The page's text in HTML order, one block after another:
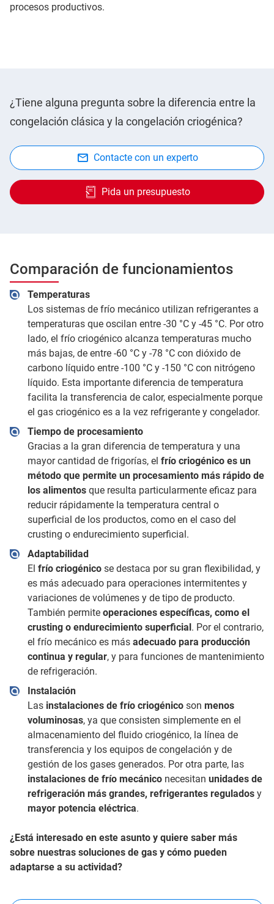
procesos productivos.
¿Tiene alguna pregunta sobre la diferencia entre la
congelación clásica y la congelación criogénica?
Contacte con un experto
Pida un presupuesto
Comparación de funcionamientos
Temperaturas
Los sistemas de frío mecánico utilizan refrigerantes a
temperaturas que oscilan entre -30 °C y -45 °C. Por otro
lado, el frío criogénico alcanza temperaturas mucho
más bajas, de entre -60 °C y -78 °C con dióxido de
carbono líquido entre -100 °C y -150 °C con nitrógeno
líquido. Esta importante diferencia de temperatura
facilita la transferencia de calor, especialmente porque
el gas criogénico es a la vez refrigerante y congelador.
Tiempo de procesamiento
Gracias a la gran diferencia de temperatura y una
mayor cantidad de frigorías, el frío criogénico es un
método que permite un procesamiento más rápido de
los alimentosque resulta particularmente eficaz para
reducir rápidamente la temperatura central o
superficial de los productos, como en el caso del
crusting o endurecimiento superficial.
Adaptabilidad
El frío criogénicose destaca por su gran flexibilidad, y
es más adecuado para operaciones intermitentes y
variaciones de volúmenes y de tipo de producto.
También permite operaciones específicas, como el
crusting o endurecimiento superficial. Por el contrario,
el frío mecánico es más adecuado para producción
continua y regular, y para funciones de mantenimiento
de refrigeración.
Instalación
Las instalaciones de frío criogénico son menos
voluminosas, ya que consisten simplemente en el
almacenamiento del fluido criogénico, la línea de
transferencia y los equipos de congelación y de
gestión de los gases generados. Por otra parte, las
instalaciones de frío mecániconecesitan unidades de
refrigeración más grandes, refrigerantes reguladosy
mayor potencia eléctrica.
¿Está interesado en este asunto y quiere saber más
sobre nuestras soluciones de gas y cómo pueden
adaptarse a su actividad?